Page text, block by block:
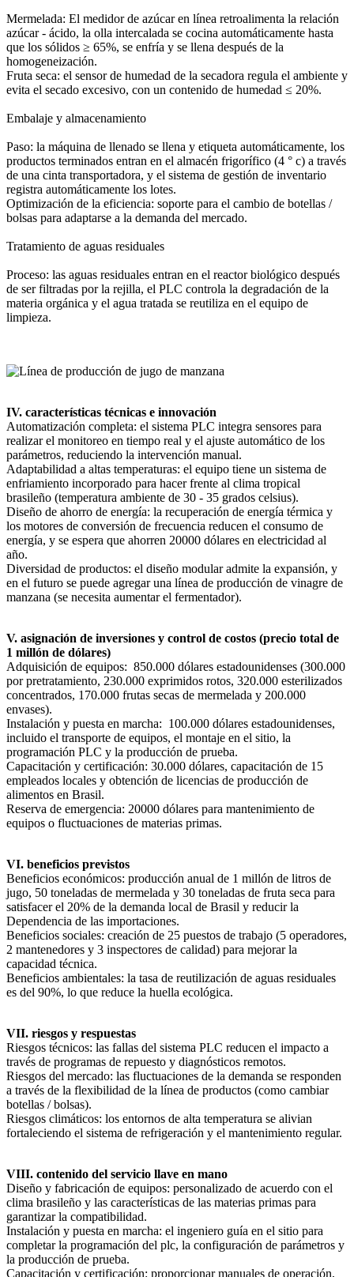
Mermelada: El medidor de azúcar en línea retroalimenta la relación
azúcar - ácido, la olla intercalada se cocina automáticamente hasta
que los sólidos ≥ 65%, se enfría y se llena después de la
homogeneización.
Fruta seca: el sensor de humedad de la secadora regula el ambiente y
evita el secado excesivo, con un contenido de humedad ≤ 20%.
Embalaje y almacenamiento
Paso: la máquina de llenado se llena y etiqueta automáticamente, los
productos terminados entran en el almacén frigorífico (4 ° c) a través
de una cinta transportadora, y el sistema de gestión de inventario
registra automáticamente los lotes.
Optimización de la eficiencia: soporte para el cambio de botellas /
bolsas para adaptarse a la demanda del mercado.
Tratamiento de aguas residuales
Proceso: las aguas residuales entran en el reactor biológico después
de ser filtradas por la rejilla, el PLC controla la degradación de la
materia orgánica y el agua tratada se reutiliza en el equipo de
limpieza.
IV. características técnicas e innovación
Automatización completa: el sistema PLC integra sensores para
realizar el monitoreo en tiempo real y el ajuste automático de los
parámetros, reduciendo la intervención manual.
Adaptabilidad a altas temperaturas: el equipo tiene un sistema de
enfriamiento incorporado para hacer frente al clima tropical
brasileño (temperatura ambiente de 30 - 35 grados celsius).
Diseño de ahorro de energía: la recuperación de energía térmica y
los motores de conversión de frecuencia reducen el consumo de
energía, y se espera que ahorren 20000 dólares en electricidad al
año.
Diversidad de productos: el diseño modular admite la expansión, y
en el futuro se puede agregar una línea de producción de vinagre de
manzana (se necesita aumentar el fermentador).
V. asignación de inversiones y control de costos (precio total de
1 millón de dólares)
Adquisición de equipos: ‌ 850.000 dólares estadounidenses (300.000
por pretratamiento, 230.000 exprimidos rotos, 320.000 esterilizados
concentrados, 170.000 frutas secas de mermelada y 200.000
envases).
Instalación y puesta en marcha: ‌ 100.000 dólares estadounidenses,
incluido el transporte de equipos, el montaje en el sitio, la
programación PLC y la producción de prueba.
Capacitación y certificación: 30.000 dólares, capacitación de 15
empleados locales y obtención de licencias de producción de
alimentos en Brasil.
Reserva de emergencia: 20000 dólares para mantenimiento de
equipos o fluctuaciones de materias primas.
VI. beneficios previstos
Beneficios económicos: producción anual de 1 millón de litros de
jugo, 50 toneladas de mermelada y 30 toneladas de fruta seca para
satisfacer el 20% de la demanda local de Brasil y reducir la
Dependencia de las importaciones.
Beneficios sociales: creación de 25 puestos de trabajo (5 operadores,
2 mantenedores y 3 inspectores de calidad) para mejorar la
capacidad técnica.
Beneficios ambientales: la tasa de reutilización de aguas residuales
es del 90%, lo que reduce la huella ecológica.
VII. riesgos y respuestas
Riesgos técnicos: las fallas del sistema PLC reducen el impacto a
través de programas de repuesto y diagnósticos remotos.
Riesgos del mercado: las fluctuaciones de la demanda se responden
a través de la flexibilidad de la línea de productos (como cambiar
botellas / bolsas).
Riesgos climáticos: los entornos de alta temperatura se alivian
fortaleciendo el sistema de refrigeración y el mantenimiento regular.
VIII. contenido del servicio llave en mano
Diseño y fabricación de equipos: personalizado de acuerdo con el
clima brasileño y las características de las materias primas para
garantizar la compatibilidad.
Instalación y puesta en marcha: el ingeniero guía en el sitio para
completar la programación del plc, la configuración de parámetros y
la producción de prueba.
Capacitación y certificación: proporcionar manuales de operación,